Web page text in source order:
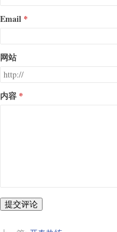
Email
网站
内容
提交评论